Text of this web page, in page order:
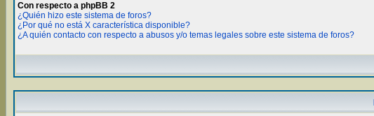
Con respecto a phpBB 2
¿Quién hizo este sistema de foros?
¿Por qué no está X característica disponible?
¿A quién contacto con respecto a abusos y/o temas legales sobre este sistema de foros?